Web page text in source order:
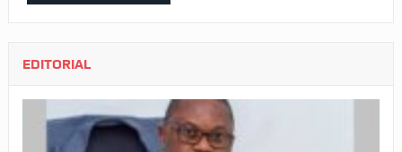
EDITORIAL